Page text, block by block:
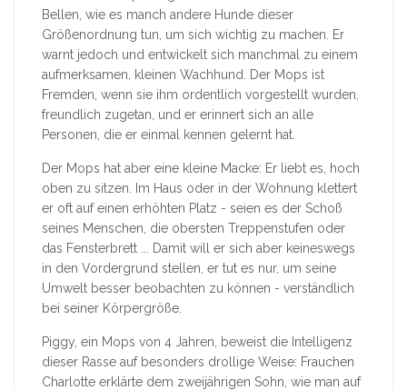
Bellen, wie es manch andere Hunde dieser
Größenordnung tun, um sich wichtig zu machen. Er
warnt jedoch und entwickelt sich manchmal zu einem
aufmerksamen, kleinen Wachhund. Der Mops ist
Fremden, wenn sie ihm ordentlich vorgestellt wurden,
freundlich zugetan, und er erinnert sich an alle
Personen, die er einmal kennen gelernt hat.
Der Mops hat aber eine kleine Macke: Er liebt es, hoch
oben zu sitzen. Im Haus oder in der Wohnung klettert
er oft auf einen erhöhten Platz - seien es der Schoß
seines Menschen, die obersten Treppenstufen oder
das Fensterbrett ... Damit will er sich aber keineswegs
in den Vordergrund stellen, er tut es nur, um seine
Umwelt besser beobachten zu können - verständlich
bei seiner Körpergröße.
Piggy, ein Mops von 4 Jahren, beweist die Intelligenz
dieser Rasse auf besonders drollige Weise: Frauchen
Charlotte erklärte dem zweijährigen Sohn, wie man auf